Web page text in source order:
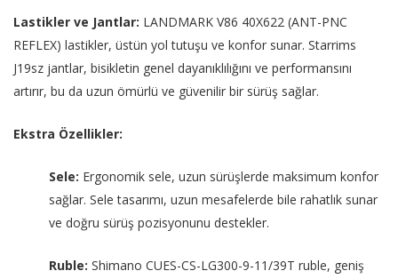
Lastikler ve Jantlar: LANDMARK V86 40X622 (ANT-PNC
REFLEX) lastikler, üstün yol tutuşu ve konfor sunar. Starrims
J19sz jantlar, bisikletin genel dayanıklılığını ve performansını
artırır, bu da uzun ömürlü ve güvenilir bir sürüş sağlar.
Ekstra Özellikler:
Sele: Ergonomik sele, uzun sürüşlerde maksimum konfor
sağlar. Sele tasarımı, uzun mesafelerde bile rahatlık sunar
ve doğru sürüş pozisyonunu destekler.
Ruble: Shimano CUES-CS-LG300-9-11/39T ruble, geniş